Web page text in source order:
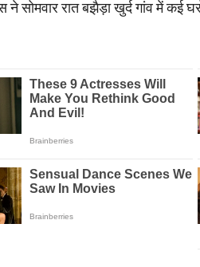
सोमवार रात बझैड़ा खुर्द गांव में कई